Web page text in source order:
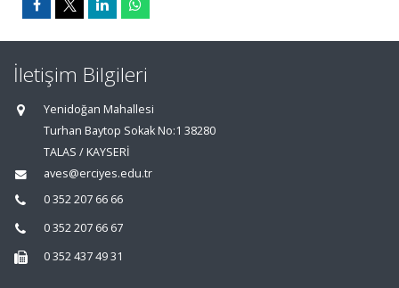
İletişim Bilgileri
Yenidoğan Mahallesi
Turhan Baytop Sokak No:1 38280
TALAS / KAYSERİ
aves@erciyes.edu.tr
0 352 207 66 66
0 352 207 66 67
0 352 437 49 31